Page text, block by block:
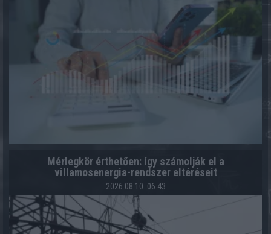
Mérlegkör érthetően: így számolják el a
villamosenergia-rendszer eltéréseit
2026.08.10. 06:43